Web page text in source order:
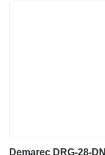
Demarec DRG-28-DN